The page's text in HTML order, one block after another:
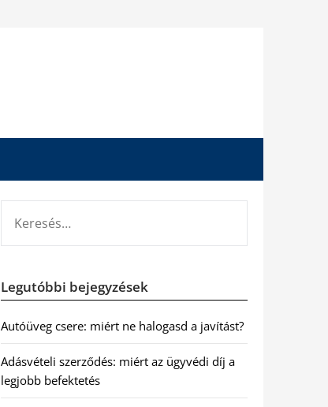
Legutóbbi bejegyzések
Autóüveg csere: miért ne halogasd a javítást?
Adásvételi szerződés: miért az ügyvédi díj a
legjobb befektetés